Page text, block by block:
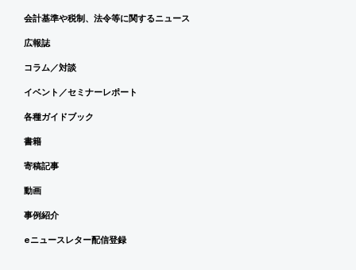
会計基準や税制、法令等に関するニュース
広報誌
コラム／対談
イベント／セミナーレポート
各種ガイドブック
書籍
寄稿記事
動画
事例紹介
eニュースレター配信登録